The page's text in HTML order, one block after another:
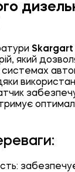
Skargart
який